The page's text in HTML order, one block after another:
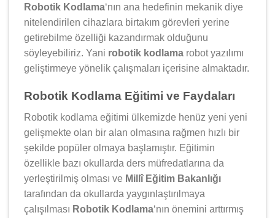
Robotik Kodlama‘nın ana hedefinin mekanik diye
nitelendirilen cihazlara birtakım görevleri yerine
getirebilme özelliği kazandırmak olduğunu
söyleyebiliriz. Yani robotik kodlama robot yazılımı
geliştirmeye yönelik çalışmaları içerisine almaktadır.
Robotik Kodlama Eğitimi ve Faydaları
Robotik kodlama eğitimi ülkemizde henüz yeni yeni
gelişmekte olan bir alan olmasına rağmen hızlı bir
şekilde popüler olmaya başlamıştır. Eğitimin
özellikle bazı okullarda ders müfredatlarına da
yerleştirilmiş olması ve Millî Eğitim Bakanlığı
tarafından da okullarda yaygınlaştırılmaya
çalışılması Robotik Kodlama‘nın önemini arttırmış